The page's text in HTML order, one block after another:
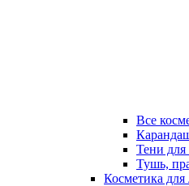
Все
Тени для
Тушь,
Косметика для